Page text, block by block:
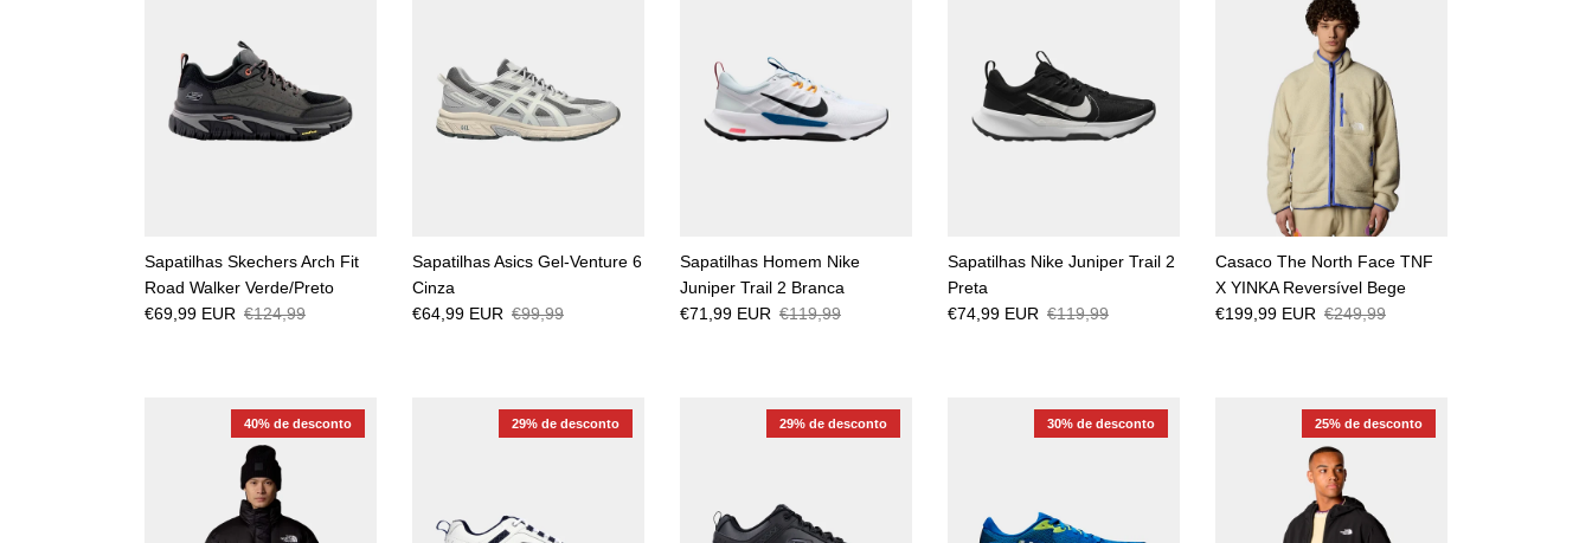
Sapatilhas Skechers Arch Fit
Road Walker Verde/Preto
€69,99 EUR €124,99
Sapatilhas Asics Gel-Venture 6
Cinza
€64,99 EUR €99,99
Sapatilhas Homem Nike
Juniper Trail 2 Branca
€71,99 EUR €119,99
Sapatilhas Nike Juniper Trail 2
Preta
€74,99 EUR €119,99
Casaco The North Face TNF
X YINKA Reversível Bege
€199,99 EUR €249,99
40% de desconto 29% de desconto 29% de desconto 30% de desconto 25% de desconto